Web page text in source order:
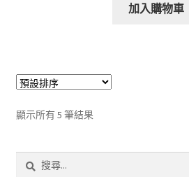
加入購物車
顯示所有 5 筆結果